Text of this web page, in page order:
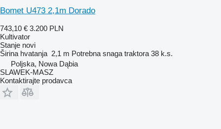
Bomet U473 2,1m Dorado
743,10 € 3.200 PLN
Kultivator
Stanje novi
Širina hvatanja 2,1 m Potrebna snaga traktora 38 k.s.
Poljska, Nowa Dąbia
SLAWEK-MASZ
Kontaktirajte prodavca